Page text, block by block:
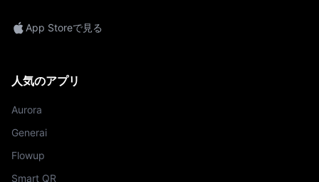
App Storeで見る
人気のアプリ
Aurora
Generai
Flowup
Smart QR